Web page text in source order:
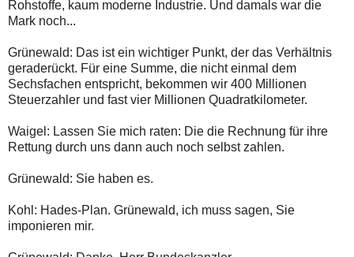
Rohstoffe, kaum moderne Industrie. Und damals war die
Mark noch...
Grünewald: Das ist ein wichtiger Punkt, der das Verhältnis
geraderückt. Für eine Summe, die nicht einmal dem
Sechsfachen entspricht, bekommen wir 400 Millionen
Steuerzahler und fast vier Millionen Quadratkilometer.
Waigel: Lassen Sie mich raten: Die die Rechnung für ihre
Rettung durch uns dann auch noch selbst zahlen.
Grünewald: Sie haben es.
Kohl: Hades-Plan. Grünewald, ich muss sagen, Sie
imponieren mir.